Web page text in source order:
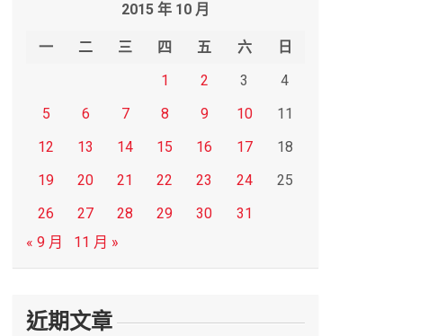
2015 年 10 月
一 二 三 四 五 六
日
1
2 3
4
5
6 7 8 9 10
11
12
13 14 15 16 17
18
19
20 21 22 23 24
25
26
27 28 29 30
31
« 9 月
11 月 »
近期文章